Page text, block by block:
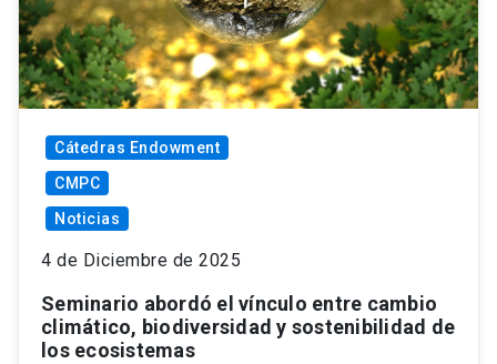
Cátedras Endowment
CMPC
Noticias
4 de Diciembre de 2025
Seminario abordó el vínculo entre cambio
climático, biodiversidad y sostenibilidad de
los ecosistemas